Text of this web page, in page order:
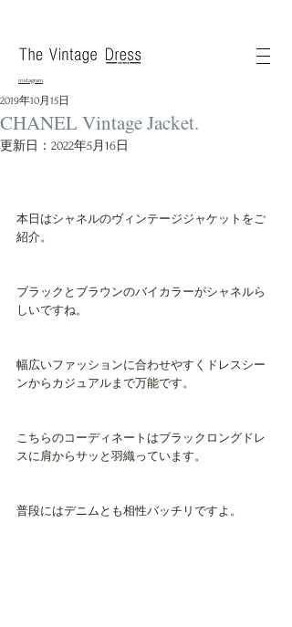
instagram
CHANEL Vintage Jacket.
2019年10月15日
更新日： 2022年5月16日
本日はシャネルのヴィンテージジャケットをご
紹介。
ブラックとブラウンのバイカラーがシャネルら
しいですね。
幅広いファッションに合わせやすくドレスシー
ンからカジュアルまで万能です。
こちらのコーディネートはブラックロングドレ
スに肩からサッと羽織っています。
普段にはデニムとも相性バッチリですよ。